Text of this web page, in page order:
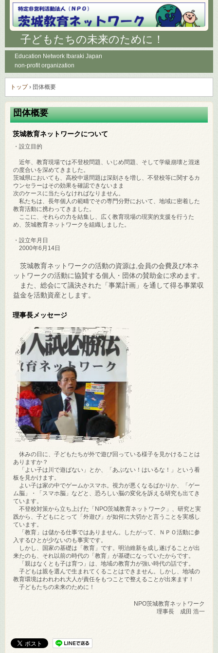
子どもたちの未来のために！
Education Network Ibaraki Japan
non-profit organization
トップ› 団体概要
団体概要
茨城教育ネットワークについて
・設立目的
近年、教育現場では不登校問題、いじめ問題、そして学級崩壊と混迷
の度合いを深めてきました。
茨城県においても、高校中退問題は深刻さを増し、不登校等に関するカ
ウンセラーはその効果を確認できないまま
次のケースに当たらなければなりません。
私たちは、長年個人の範疇でその専門分野において、地域に密着した
教育活動に携わってきました。
ここに、それらの力を結集し、広く教育現場の現実的支援を行うた
め、茨城教育ネットワークを組織しました。
・設立年月日
2000年6月14日
茨城教育ネットワークの活動の資源は,会員の会費及び本ネ
ットワークの活動に協賛する個人・団体の賛助金に求めます。
また、総会にて議決された「事業計画」を通して得る事業収
益金を活動資産とします。
理事長メッセージ
休みの日に、子どもたちが外で遊び回っている様子を見かけることは
ありますか？
「よい子は川で遊ばない」とか、「あぶない！はいるな！」という看
板を見かけます。
よい子は家の中でゲームかスマホ。視力が悪くなるばかりか、「ゲー
ム脳」・「スマホ脳」などと、恐ろしい脳の変化を訴える研究も出てき
ています。
不登校対策から立ち上げた「NPO茨城教育ネットワーク」、研究と実
践から、子どもにとって「外遊び」が如何に大切かと言うことを実感し
ています。
「教育」は儲かる仕事ではありません。したがって、ＮＰＯ活動に参
入するひとが少ないのも事実です。
しかし、国家の基礎は「教育」です。明治維新を成し遂げることが出
来たのも、それ以前の時代の「教育」が基礎になっていたからです。
「親はなくとも子は育つ」は、地域の教育力が強い時代の話です。
子どもは親を選んで生まれてくることはできません。しかし、地域の
教育環境はわれわれ大人が責任をもつことで整えることが出来ます！
子どもたちの未来のために！
NPO茨城教育ネットワーク
理事長 成田 浩一